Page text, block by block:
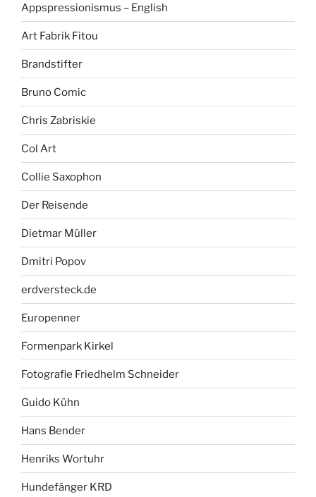
Appspressionismus – English
Art Fabrik Fitou
Brandstifter
Bruno Comic
Chris Zabriskie
Col Art
Collie Saxophon
Der Reisende
Dietmar Müller
Dmitri Popov
erdversteck.de
Europenner
Formenpark Kirkel
Fotografie Friedhelm Schneider
Guido Kühn
Hans Bender
Henriks Wortuhr
Hundefänger KRD